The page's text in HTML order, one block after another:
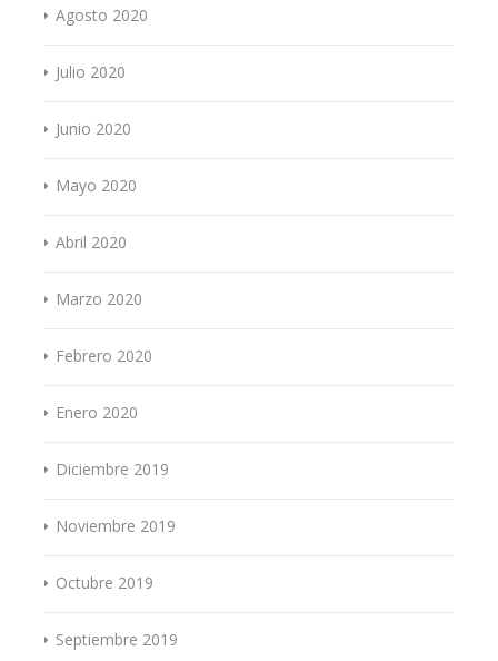
Agosto 2020
Julio 2020
Junio 2020
Mayo 2020
Abril 2020
Marzo 2020
Febrero 2020
Enero 2020
Diciembre 2019
Noviembre 2019
Octubre 2019
Septiembre 2019